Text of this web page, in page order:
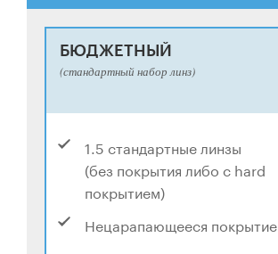
БЮДЖЕТНЫЙ
(стандартный набор линз)
1.5 стандартные линзы
(без покрытия либо с hard
покрытием)
Нецарапающееся покрытие